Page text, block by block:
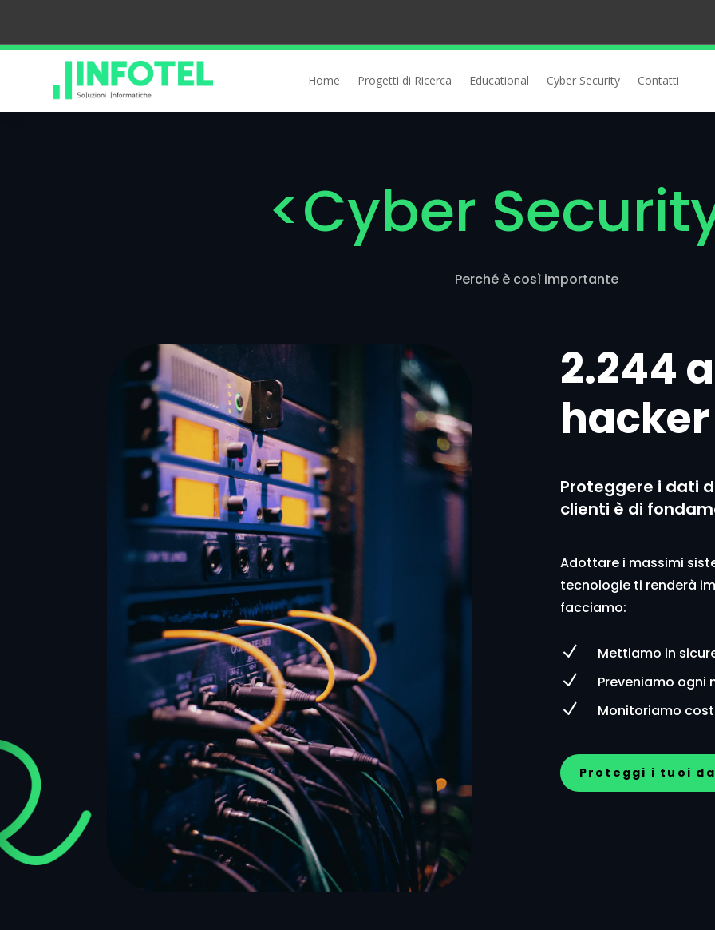
Home Progetti di Ricerca Educational Cyber Security Contatti
<Cyber
Perché è così importante
2.244
Proteggere i dati
clienti è di
Adottare i massimi
tecnologie ti renderà
facciamo:
N Mettiamo in
N Preveniamo ogni
N Monitoriamo
Proteggi i tuoi